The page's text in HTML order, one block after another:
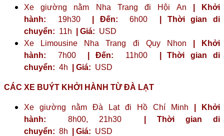
Xe giường nằm Nha Trang đi Hội An
| Khởi
hành: 19h30 | Đến: 6h00
| Thời gian di
chuyển: 11h | Giá: USD
Xe Limousine Nha Trang đi Quy Nhon
| Khởi
hành: 7h00 | Đến: 11h00
| Thời gian di
chuyển: 4h | Giá: USD
CÁC XE BUÝT KHỞI HÀNH TỪ ĐÀ LẠT
Xe giường nằm Đà Lạt đi Hồ Chí Minh
| Khởi
hành: 8h00, 21h30
| Thời gian di
chuyển: 8h | Giá: USD